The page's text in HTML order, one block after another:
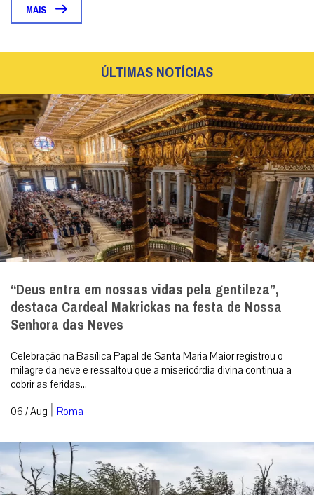
MAIS
ÚLTIMAS NOTÍCIAS
“Deus entra em nossas vidas pela gentileza”,
destaca Cardeal Makrickas na festa de Nossa
Senhora das Neves
Celebração na Basílica Papal de Santa Maria Maior registrou o
milagre da neve e ressaltou que a misericórdia divina continua a
cobrir as feridas...
06 / Aug | Roma